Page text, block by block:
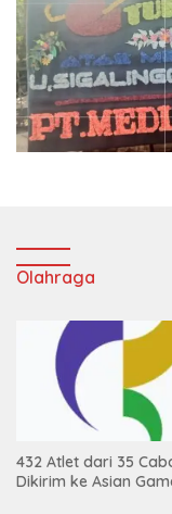
Olahraga
432 Atlet dari 35
Dikirim ke Asian